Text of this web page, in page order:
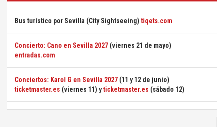
Bus turístico por Sevilla (City Sightseeing) tiqets.com
Concierto: Cano en Sevilla 2027 (viernes 21 de mayo)
entradas.com
Conciertos: Karol G en Sevilla 2027 (11 y 12 de junio)
ticketmaster.es (viernes 11) yticketmaster.es (sábado 12)